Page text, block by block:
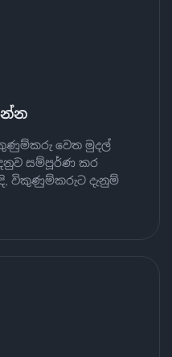
වෙත මුදල්
සම්පූර්ණ කර
විකුණුම්කරුට දැනුම්